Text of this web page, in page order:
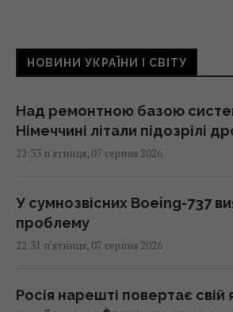
НОВИНИ УКРАЇНИ І СВІТУ
Над ремонтною базою
Німеччині літали підозрілі
22:33 п'ятниця, 07 серпня 2026
У сумнозвісних Boeing-737
проблему
22:31 п'ятниця, 07 серпня 2026
Росія нарешті повертає свій